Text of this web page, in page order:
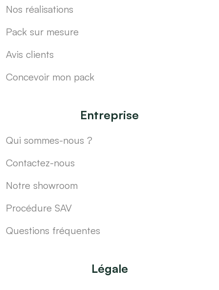
Nos réalisations
Pack sur mesure
Avis clients
Concevoir mon pack
Entreprise
Qui sommes-nous ?
Contactez-nous
Notre showroom
Procédure SAV
Questions fréquentes
Légale